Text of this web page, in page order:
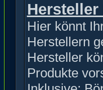
Hier könnt
Herstellern
Hersteller
Produkte